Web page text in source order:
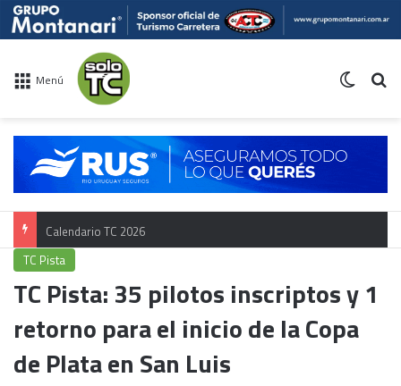
Menú
Calendario TC 2026
TC Pista
TC Pista: 35 pilotos inscriptos y 1
retorno para el inicio de la Copa
de Plata en San Luis